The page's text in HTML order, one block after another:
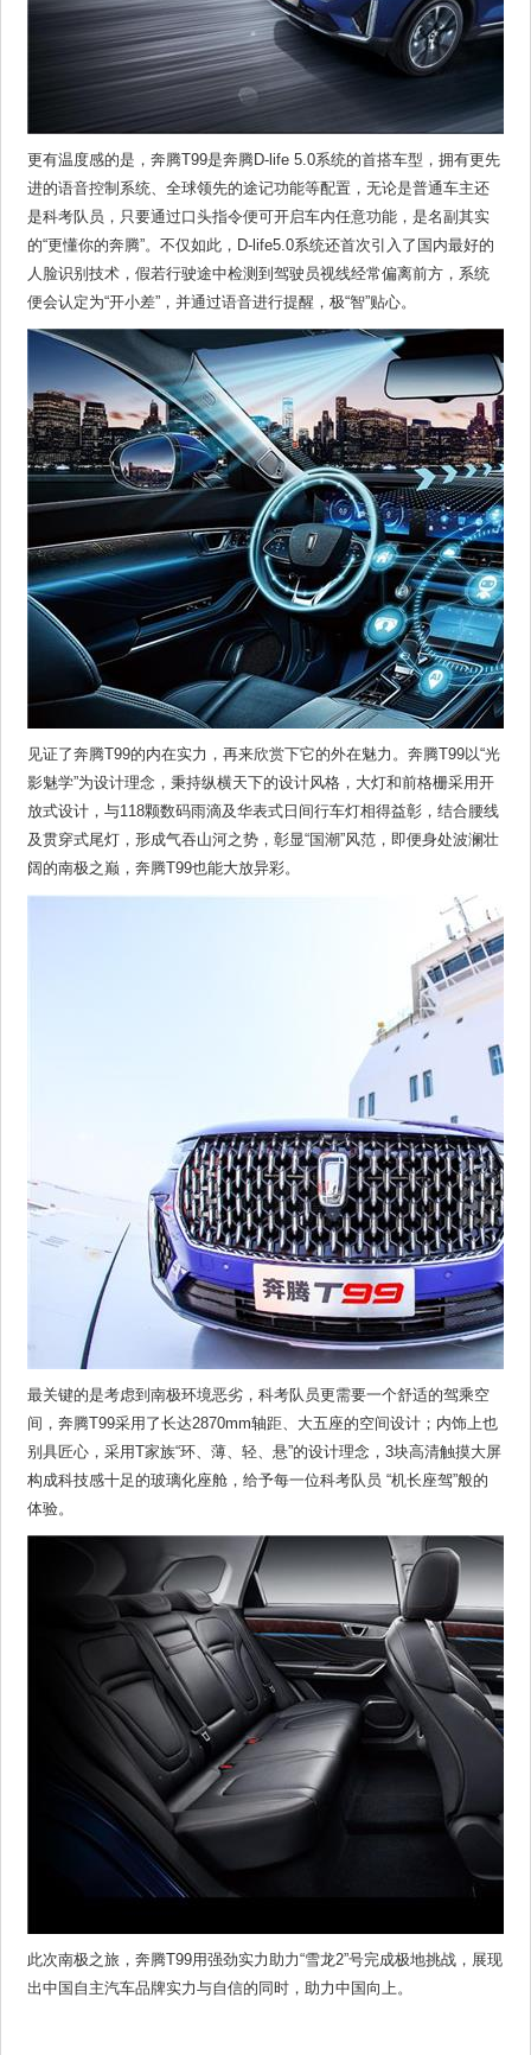
更有温度感的是，奔腾T99是奔腾D-life 5.0系统的首搭车型，拥有更先
进的语音控制系统、全球领先的途记功能等配置，无论是普通车主还
是科考队员，只要通过口头指令便可开启车内任意功能，是名副其实
的“更懂你的奔腾”。不仅如此，D-life5.0系统还首次引入了国内最好的
人脸识别技术，假若行驶途中检测到驾驶员视线经常偏离前方，系统
便会认定为“开小差”，并通过语音进行提醒，极“智”贴心。
见证了奔腾T99的内在实力，再来欣赏下它的外在魅力。奔腾T99以“光
影魅学”为设计理念，秉持纵横天下的设计风格，大灯和前格栅采用开
放式设计，与118颗数码雨滴及华表式日间行车灯相得益彰，结合腰线
及贯穿式尾灯，形成气吞山河之势，彰显“国潮”风范，即便身处波澜壮
阔的南极之巅，奔腾T99也能大放异彩。
最关键的是考虑到南极环境恶劣，科考队员更需要一个舒适的驾乘空
间，奔腾T99采用了长达2870mm轴距、大五座的空间设计；内饰上也
别具匠心，采用T家族“环、薄、轻、悬”的设计理念，3块高清触摸大屏
构成科技感十足的玻璃化座舱，给予每一位科考队员 “机长座驾”般的
体验。
此次南极之旅，奔腾T99用强劲实力助力“雪龙2”号完成极地挑战，展现
出中国自主汽车品牌实力与自信的同时，助力中国向上。